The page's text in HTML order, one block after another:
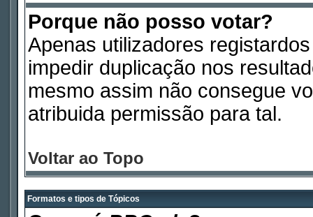
Porque não posso votar?
Apenas utilizadores
impedir duplicação nos
mesmo assim não consegue
atribuida permissão para tal.
Voltar ao Topo
Formatos e tipos de Tópicos